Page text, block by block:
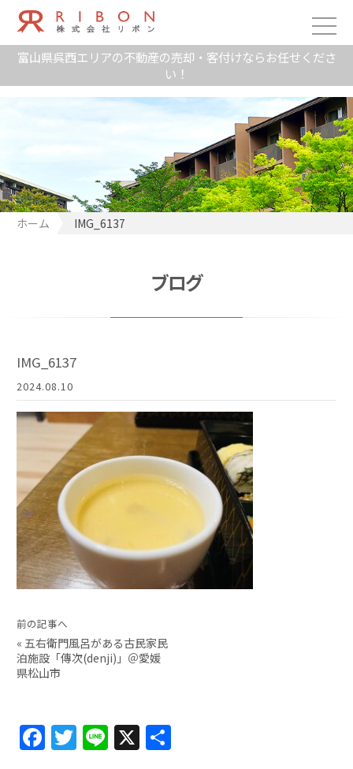
富山県呉西エリアの不動産の売却・客付けならお任せくださ
い！
ホーム IMG_6137
ブログ
IMG_6137
2024.08.10
前の記事へ
« 五右衛門風呂がある古民家民
泊施設「傳次(denji)」＠愛媛
県松山市
F T Li X